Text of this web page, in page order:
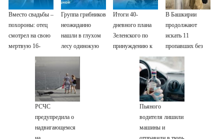
Вместо свадьбы –
похороны: отец
смотрел на свою
мертвую 16-
летнюю дочь и не
мог сдержать
Группа грибников
неожиданно
нашли в глухом
лесу одинокую
испуганную
девочку с
игрушкой
Итоги 40-
дневного плана
Зеленского по
принуждению к
ответила Россия,
полный разбор
провала операции
Украины от
военкора Коца
В Башкирии
продолжают
искать 11
пропавших без
вести
РСЧС
предупредила о
надвигающемся
Пьяного
водителя лишили
машины и